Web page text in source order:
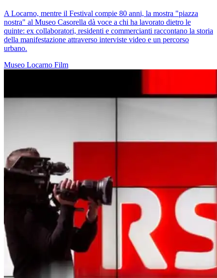
A Locarno, mentre il Festival compie 80 anni, la mostra "piazza
nostra" al Museo Casorella dà voce a chi ha lavorato dietro le
quinte: ex collaboratori, residenti e commercianti raccontano la storia
della manifestazione attraverso interviste video e un percorso
urbano.
Museo Locarno Film